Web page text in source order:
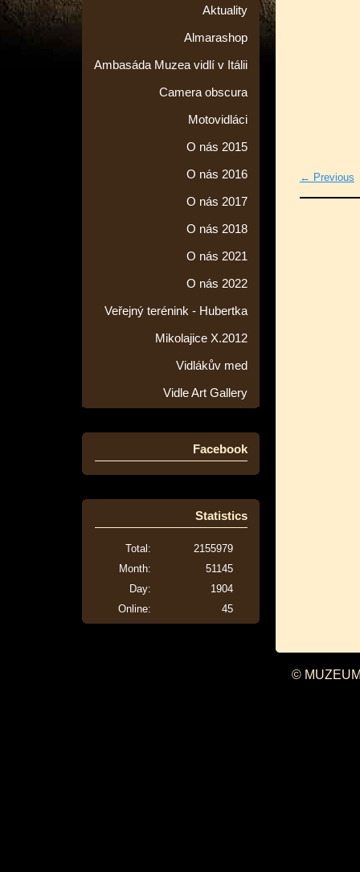
Aktuality
Almarashop
Ambasáda Muzea vidlí v Itálii
Camera obscura
Motovidláci
O nás 2015
O nás 2016
O nás 2017
O nás 2018
O nás 2021
O nás 2022
Veřejný terénink - Hubertka
Mikolajice X.2012
Vidlákův med
Vidle Art Gallery
Facebook
Statistics
Online: 45
Total:
2155979
Month:
51145
Day:
1904
← Previous
©